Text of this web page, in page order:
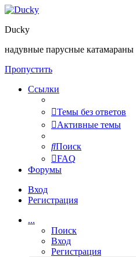
Ducky
надувные парусные катамараны
Пропустить
Ссылки
Темы без ответов
Активные темы
Поиск
FAQ
Форумы
Вход
Регистрация
...
Поиск
Вход
Регистрация